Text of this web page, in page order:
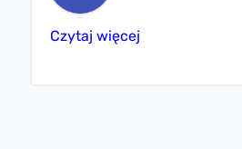
Czytaj więcej